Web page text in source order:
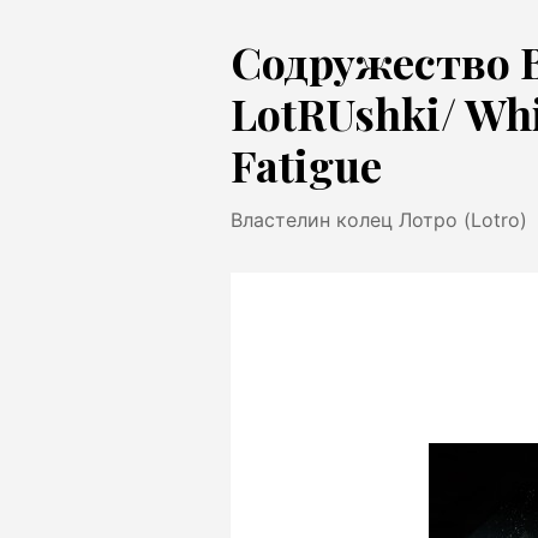
Содружество
LotRUshki/
Fatigue
Властелин колец Лотро (Lotro)